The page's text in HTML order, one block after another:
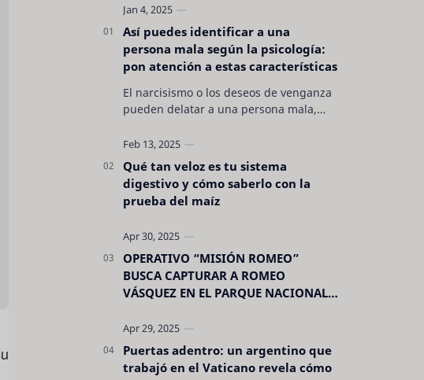
Así puedes identificar a una
persona mala según la psicología:
pon atención a estas características
El narcisismo o los deseos de venganza
pueden delatar a una persona mala,
evidentes. Conocerlas puede pro…
Qué tan veloz es tu sistema
digestivo y cómo saberlo con la
prueba del maíz
OPERATIVO “MISIÓN ROMEO”
BUSCA CAPTURAR A ROMEO
VÁSQUEZ EN EL PARQUE NACIONAL
Puertas adentro: un argentino que
trabajó en el Vaticano revela cómo